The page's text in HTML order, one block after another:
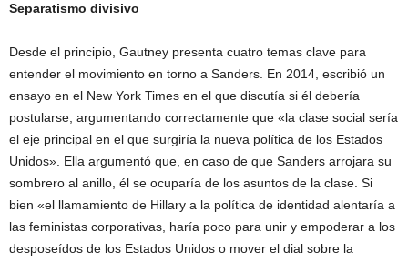
Separatismo divisivo
Desde el principio, Gautney presenta cuatro temas clave para
entender el movimiento en torno a Sanders. En 2014, escribió un
ensayo en el New York Times en el que discutía si él debería
postularse, argumentando correctamente que «la clase social sería
el eje principal en el que surgiría la nueva política de los Estados
Unidos». Ella argumentó que, en caso de que Sanders arrojara su
sombrero al anillo, él se ocuparía de los asuntos de la clase. Si
bien «el llamamiento de Hillary a la política de identidad alentaría a
las feministas corporativas, haría poco para unir y empoderar a los
desposeídos de los Estados Unidos o mover el dial sobre la